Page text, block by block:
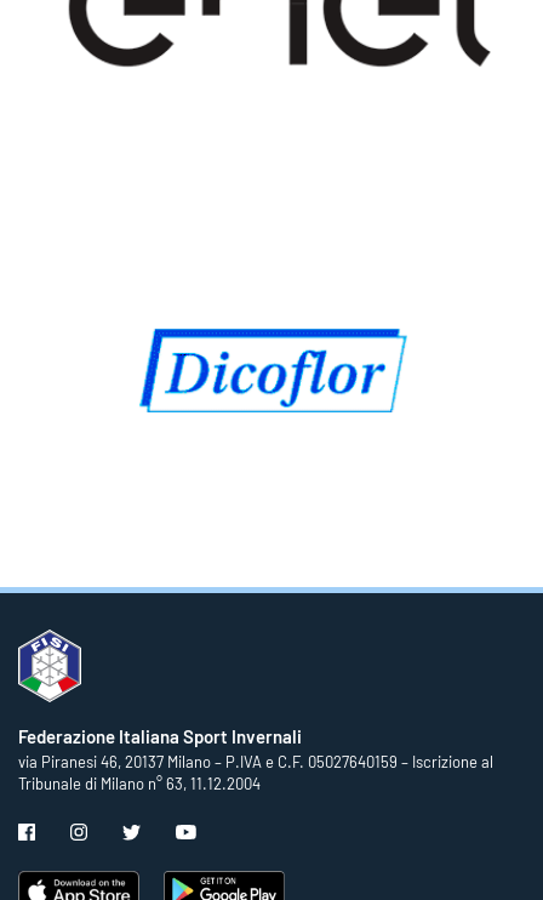
Federazione Italiana Sport Invernali
via Piranesi 46, 20137 Milano – P.IVA e C.F. 05027640159 – Iscrizione al
Tribunale di Milano n° 63, 11.12.2004